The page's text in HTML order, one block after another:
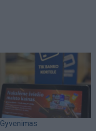
Gyvenimas